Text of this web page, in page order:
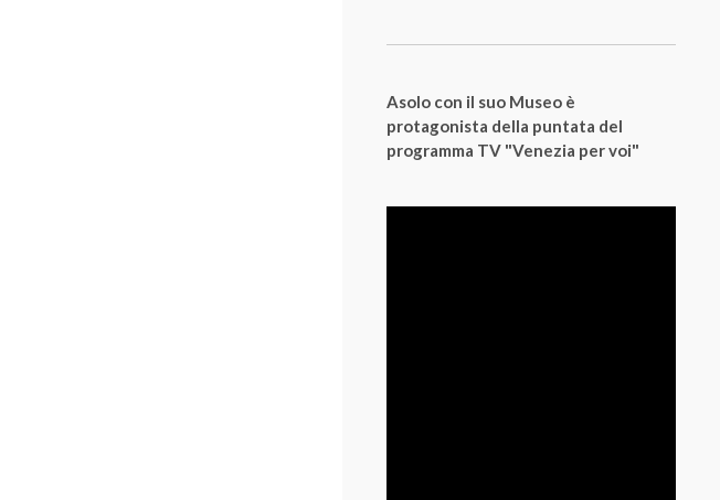
Asolo con il suo Museo è
protagonista della puntata del
programma TV "Venezia per voi"